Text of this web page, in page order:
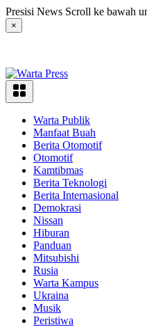
Langsung
ke
konten
Presisi News Scroll ke bawah
×
Warta Publik
Manfaat Buah
Berita Otomotif
Otomotif
Kamtibmas
Berita Teknologi
Berita Internasional
Demokrasi
Nissan
Hiburan
Panduan
Mitsubishi
Rusia
Warta Kampus
Ukraina
Musik
Peristiwa